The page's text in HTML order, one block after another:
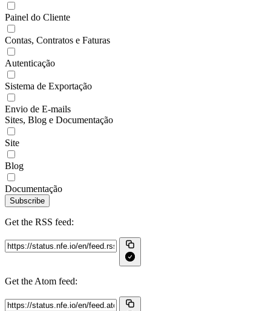
Painel do Cliente
Contas, Contratos e Faturas
Autenticação
Sistema de Exportação
Envio de E-mails
Sites, Blog e Documentação
Site
Blog
Documentação
Subscribe
Get the RSS feed:
Get the Atom feed: